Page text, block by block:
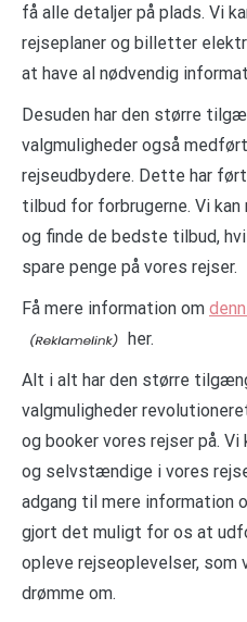
få alle detaljer på plads. Vi
rejseplaner og billetter
at have al nødvendig
Desuden har den større
valgmuligheder også
rejseudbydere. Dette har
tilbud for forbrugerne. Vi
og finde de bedste tilbud,
spare penge på vores rejser.
Få mere information om
her.
Alt i alt har den større
valgmuligheder
og booker vores rejser på.
og selvstændige i vores
adgang til mere information
gjort det muligt for os at
opleve rejseoplevelser, som
drømme om.